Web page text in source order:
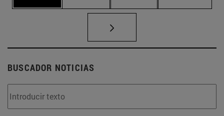
BUSCADOR NOTICIAS